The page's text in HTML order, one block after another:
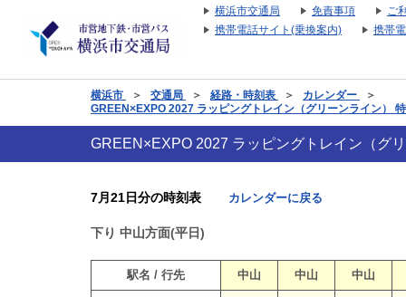
横浜市交通局 免責事項
ご
携帯電話サイト(乗換案内)
携帯
横浜市 ＞ 交通局 ＞ 経路・時刻表 ＞ カレンダー
＞
GREEN×EXPO 2027 ラッピングトレイン（グリーンライン）
GREEN×EXPO 2027 ラッピングトレイン（グ
7月21日分の時刻表 カレンダーに戻る
下り 中山方面(平日)
駅名 / 行先 中山 中山 中山